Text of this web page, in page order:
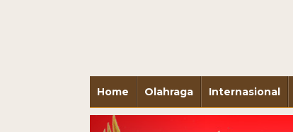
Home Olahraga Internasional